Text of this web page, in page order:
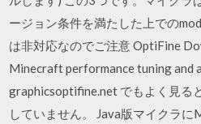
ージョン条件を満たした上での
は非対応なのでご注意 OptiFine
Minecraft performance tuning and
graphicsoptifine.net でもよく見る
していません。 Java版マイクラ